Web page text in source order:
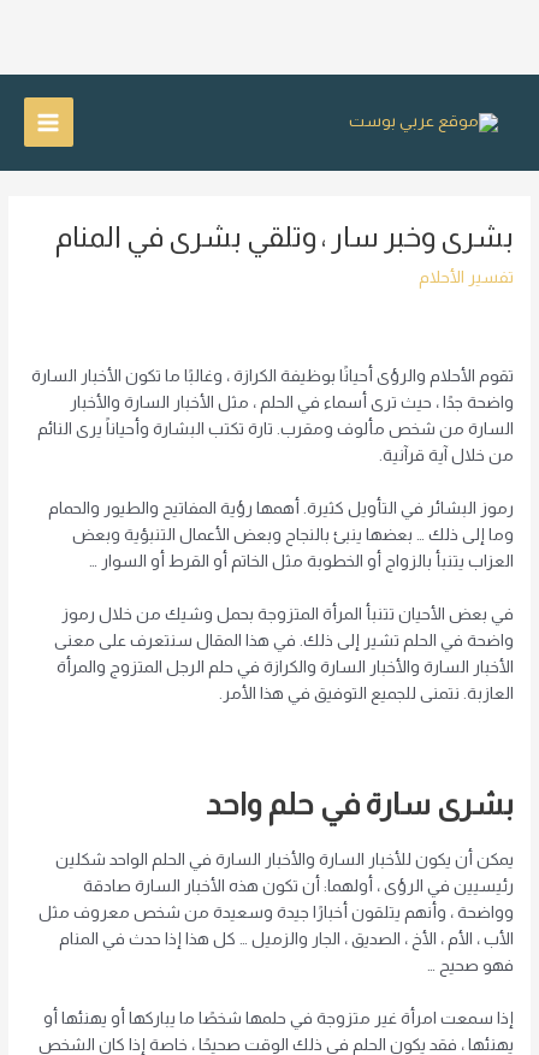
Main
بشرى وخبر سار ، وتلقي بشرى في المنام
تفسير الأحلام
تقوم الأحلام والرؤى أحيانًا بوظيفة الكرازة ، وغالبًا ما تكون الأخبار السارة
واضحة جدًا ، حيث ترى أسماء في الحلم ، مثل الأخبار السارة والأخبار
السارة من شخص مألوف ومقرب. تارة تكتب البشارة وأحياناً يرى النائم
من خلال آية قرآنية.
رموز البشائر في التأويل كثيرة. أهمها رؤية المفاتيح والطيور والحمام
وما إلى ذلك … بعضها ينبئ بالنجاح وبعض الأعمال التنبؤية وبعض
العزاب يتنبأ بالزواج أو الخطوبة مثل الخاتم أو القرط أو السوار …
في بعض الأحيان تتنبأ المرأة المتزوجة بحمل وشيك من خلال رموز
واضحة في الحلم تشير إلى ذلك. في هذا المقال سنتعرف على معنى
الأخبار السارة والأخبار السارة والكرازة في حلم الرجل المتزوج والمرأة
العازبة. نتمنى للجميع التوفيق في هذا الأمر.
بشرى سارة في حلم واحد
يمكن أن يكون للأخبار السارة والأخبار السارة في الحلم الواحد شكلين
رئيسيين في الرؤى ، أولهما: أن تكون هذه الأخبار السارة صادقة
وواضحة ، وأنهم يتلقون أخبارًا جيدة وسعيدة من شخص معروف مثل
الأب ، الأم ، الأخ ، الصديق ، الجار والزميل … كل هذا إذا حدث في المنام
فهو صحيح …
إذا سمعت امرأة غير متزوجة في حلمها شخصًا ما يباركها أو يهنئها أو
يهنئها ، فقد يكون الحلم في ذلك الوقت صحيحًا ، خاصة إذا كان الشخص